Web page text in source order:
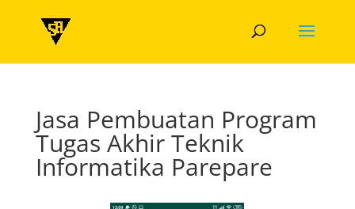
Jasa Pembuatan Program
Tugas Akhir Teknik
Informatika Parepare